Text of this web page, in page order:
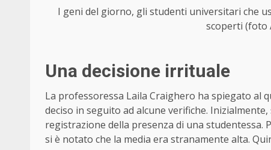
I geni del giorno, gli studenti universitari che
scoperti (foto
Una decisione irrituale
La professoressa Laila Craighero ha spiegato al
deciso in seguito ad alcune verifiche.
registrazione della presenza di una studentessa.
si è notato che la media era stranamente alta.